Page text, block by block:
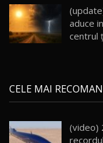
20 29:08
21
22 26:59
aduce
centrul
CELE MAI
(video)